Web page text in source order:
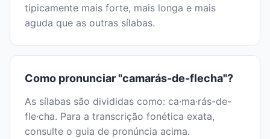
tipicamente mais forte, mais longa e mais
aguda que as outras sílabas.
Como pronunciar "camarás-de-flecha"?
As sílabas são divididas como: ca·ma·rás-de-
fle·cha. Para a transcrição fonética exata,
consulte o guia de pronúncia acima.